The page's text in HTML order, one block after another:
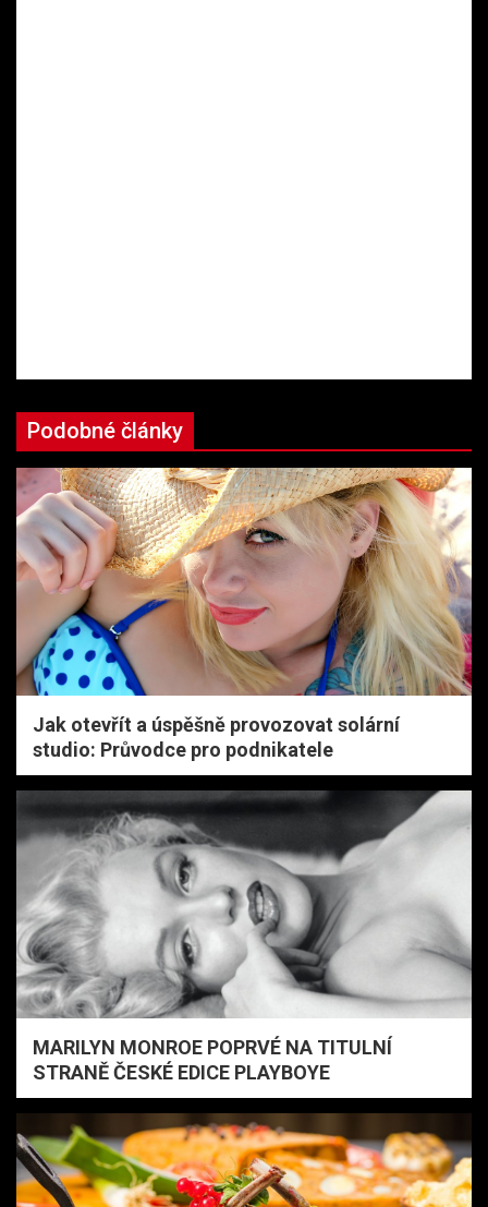
Podobné články
Jak otevřít a úspěšně provozovat solární
studio: Průvodce pro podnikatele
MARILYN MONROE POPRVÉ NA TITULNÍ
STRANĚ ČESKÉ EDICE PLAYBOYE